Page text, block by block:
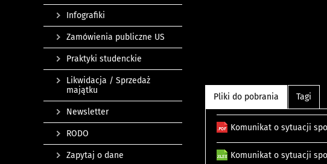
Pliki do pobrania Tagi
Komunikat o sytuacji
Komunikat o sytuacji
Infografiki
Zamówienia publiczne US
Praktyki studenckie
Likwidacja / Sprzedaż
majątku
Newsletter
RODO
Zapytaj o dane